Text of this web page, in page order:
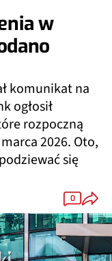
w
komunikat na
ogłosił
rozpoczną
2026. Oto,
się
0